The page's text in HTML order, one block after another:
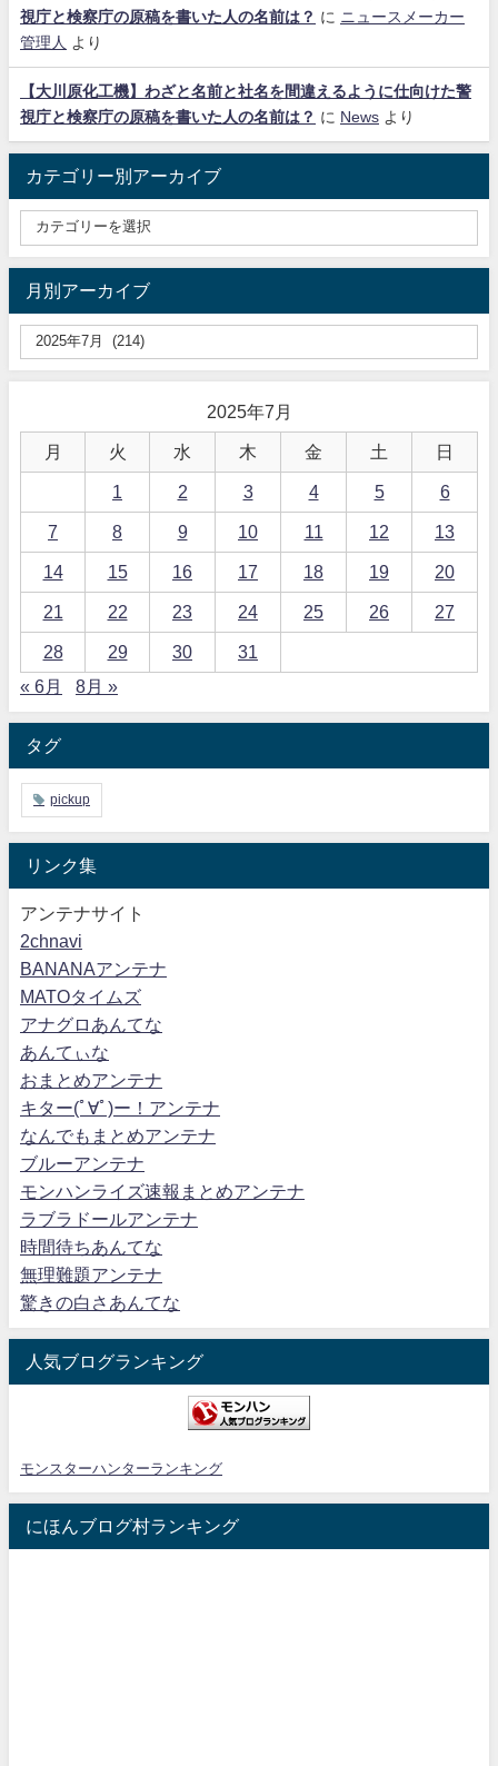
視庁と検察庁の原稿を書いた人の名前は？ に ニュースメーカー
管理人
より
【大川原化工機】わざと名前と社名を間違えるように仕向けた警
視庁と検察庁の原稿を書いた人の名前は？ に News より
カテゴリー別アーカイブ
月別アーカイブ
2025年7月
月 火 水 木 金 土 日
1 2 3 4 5 6
7 8 9 10 11 12 13
14 15 16 17 18 19 20
21 22 23 24 25 26 27
28 29 30
31
« 6月
8月 »
タグ
pickup
リンク集
アンテナサイト
2chnavi
BANANAアンテナ
MATOタイムズ
アナグロあんてな
あんてぃな
おまとめアンテナ
キター(ﾟ∀ﾟ)ー！アンテナ
なんでもまとめアンテナ
ブルーアンテナ
モンハンライズ速報まとめアンテナ
ラブラドールアンテナ
時間待ちあんてな
無理難題アンテナ
驚きの白さあんてな
人気ブログランキング
モンスターハンターランキング
にほんブログ村ランキング